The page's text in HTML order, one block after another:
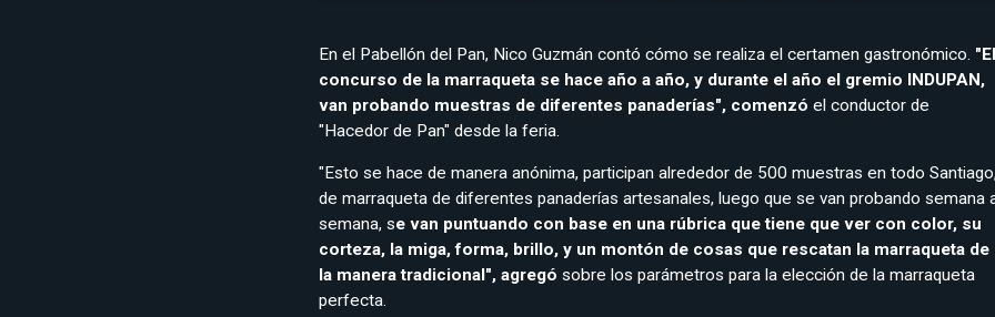
En el Pabellón del Pan, Nico Guzmán contó cómo se realiza el certamen gastronómico. "El
concurso de la marraqueta se hace año a año, y durante el año el gremio INDUPAN,
van probando muestras de diferentes panaderías", comenzó el conductor de
"Hacedor de Pan" desde la feria.
"Esto se hace de manera anónima, participan alrededor de 500 muestras en todo
de marraqueta de diferentes panaderías artesanales, luego que se van probando semana
semana, se van puntuando con base en una rúbrica que tiene que ver con color, su
corteza, la miga, forma, brillo, y un montón de cosas que rescatan la marraqueta de
la manera tradicional", agregó sobre los parámetros para la elección de la marraqueta
perfecta.